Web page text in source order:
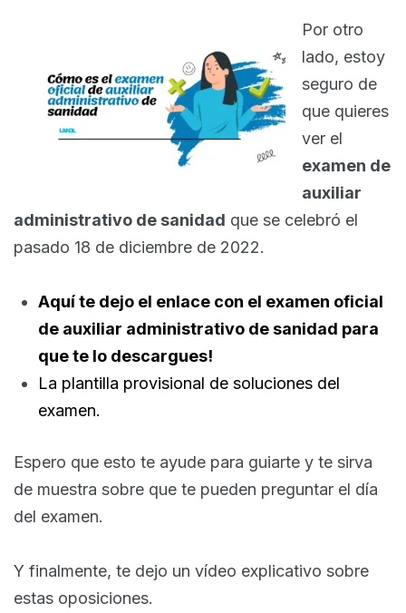
Por otro
lado, estoy
seguro de
que quieres
ver el
examen de
auxiliar
administrativo de sanidad que se celebró el
pasado 18 de diciembre de 2022.
Aquí te dejo el enlace con el examen oficial
de auxiliar administrativo de sanidad para
que te lo descargues!
La plantilla provisional de soluciones del
examen.
Espero que esto te ayude para guiarte y te sirva
de muestra sobre que te pueden preguntar el día
del examen.
Y finalmente, te dejo un vídeo explicativo sobre
estas oposiciones.